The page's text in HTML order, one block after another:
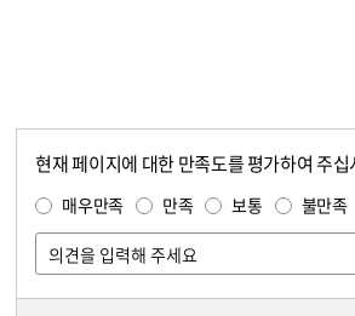
현재 페이지에 대한 만족도를 평가하여 주십
매우만족 만족 보통 불만족